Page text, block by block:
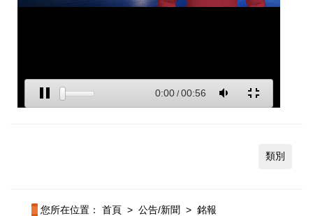
類別
您所在位置： 首頁 > 公告/新聞 > 銘報